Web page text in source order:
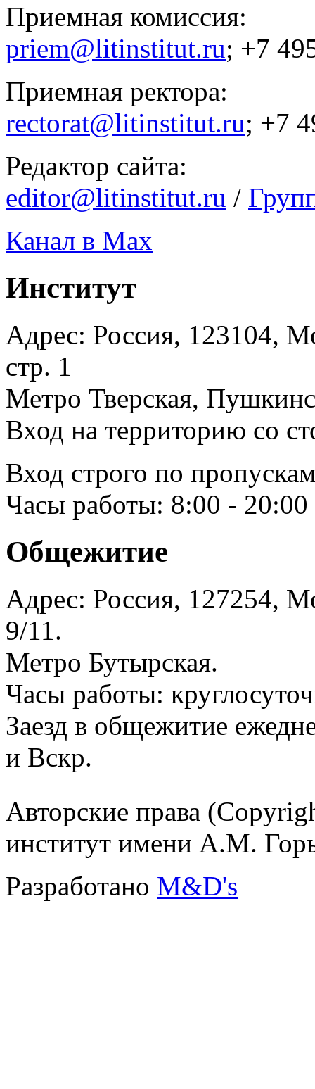
Приемная комиссия:
priem@litinstitut.ru; +7
Приемная ректора:
rectorat@litinstitut.ru; +7
Редактор сайта:
editor@litinstitut.ru /
Канал в Max
Институт
Адрес: Россия, 123104,
стр. 1
Метро Тверская,
Вход на территорию со
Вход строго по
Часы работы: 8:00 - 20:00
Общежитие
Адрес: Россия, 127254,
9/11.
Метро Бутырская.
Часы работы:
Заезд в общежитие
и Вскр.
Авторские права
институт имени А.М.
Разработано M&D's